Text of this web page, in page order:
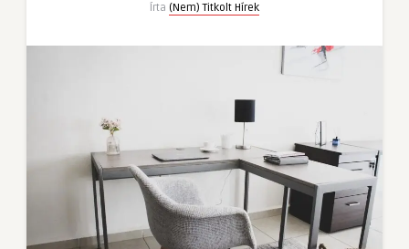
Írta (Nem) Titkolt Hírek